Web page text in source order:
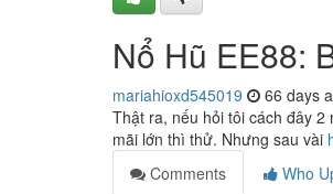
Nổ Hũ EE88:
mariahioxd545019 66 days
Thật ra, nếu hỏi tôi cách đây
mãi lớn thì thử. Nhưng sau vài
Comments
Who